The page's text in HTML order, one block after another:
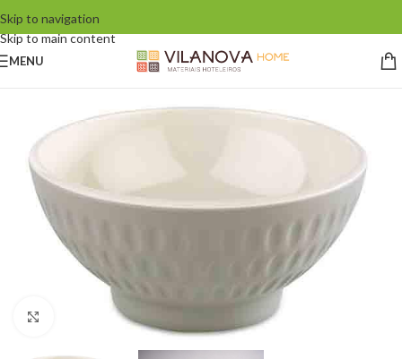
Skip to navigation
Skip to main content
MENU
Click to enlarge